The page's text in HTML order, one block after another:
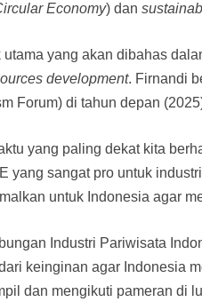
Economy) dan
yang akan dibahas
development. Firnandi
Forum) di tahun depan
yang paling dekat kita
yang sangat pro untuk
untuk Indonesia agar
Industri Pariwisata
keinginan agar Indonesia
dan mengikuti pameran di